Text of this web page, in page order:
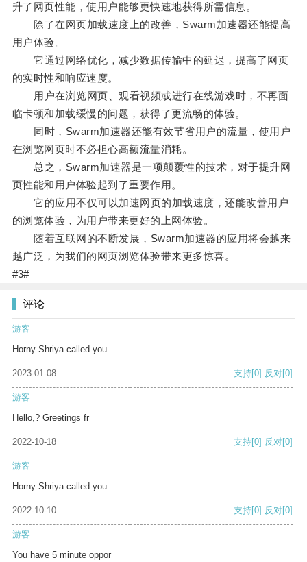
升了网页性能，使用户能够更快速地获得所需信息。
除了在网页加载速度上的改善，Swarm加速器还能提高
用户体验。
它通过网络优化，减少数据传输中的延迟，提高了网页
的实时性和响应速度。
用户在浏览网页、观看视频或进行在线游戏时，不再面
临卡顿和加载缓慢的问题，获得了更流畅的体验。
同时，Swarm加速器还能有效节省用户的流量，使用户
在浏览网页时不必担心高额流量消耗。
总之，Swarm加速器是一项颠覆性的技术，对于提升网
页性能和用户体验起到了重要作用。
它的应用不仅可以加速网页的加载速度，还能改善用户
的浏览体验，为用户带来更好的上网体验。
随着互联网的不断发展，Swarm加速器的应用将会越来
越广泛，为我们的网页浏览体验带来更多惊喜。
#3#
评论
游客
Horny Shriya called you
2023-01-08 支持[0] 反对[0]
游客
Hello,? Greetings fr
2022-10-18 支持[0] 反对[0]
游客
Horny Shriya called you
2022-10-10 支持[0] 反对[0]
游客
You have 5 minute oppor